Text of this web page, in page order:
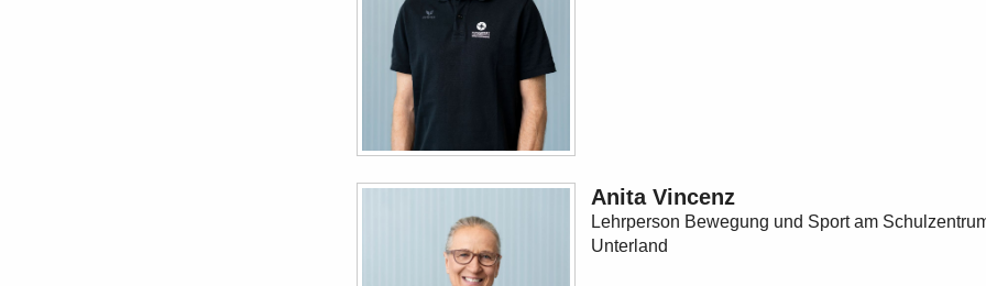
Anita Vincenz
Lehrperson Bewegung und Sport am
Unterland